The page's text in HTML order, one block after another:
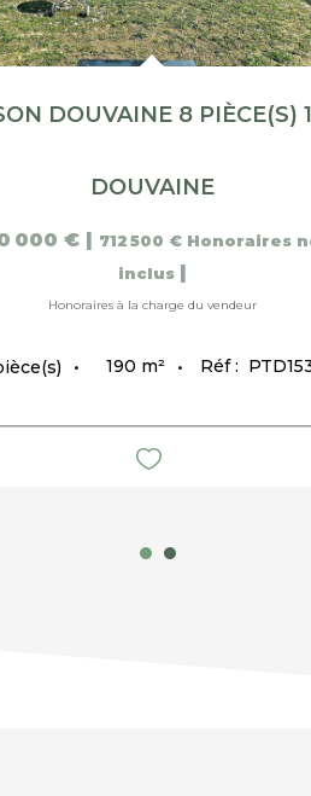
DOUVAINE
000 € | 712 500 € Honoraires
inclus |
Honoraires à la charge du vendeur
190 m² Réf :